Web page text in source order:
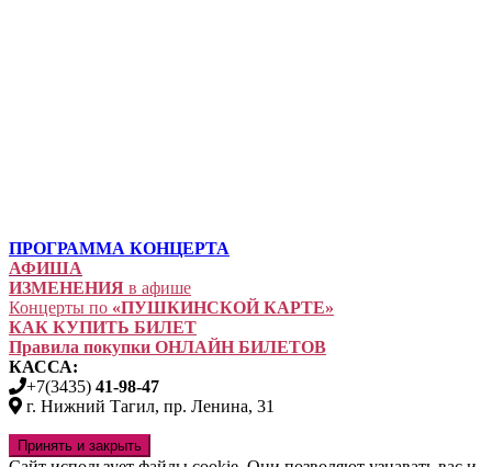
ПРОГРАММА КОНЦЕРТА
АФИША
ИЗМЕНЕНИЯ в афише
Концерты по «ПУШКИНСКОЙ КАРТЕ»
КАК КУПИТЬ БИЛЕТ
Правила покупки ОНЛАЙН БИЛЕТОВ
КАССА:
+7(3435) 41-98-47
г. Нижний Тагил, пр. Ленина, 31